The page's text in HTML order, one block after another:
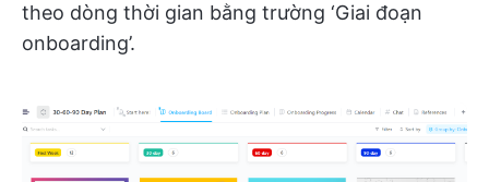
theo dòng thời gian bằng trường ‘Giai đoạn
onboarding’.